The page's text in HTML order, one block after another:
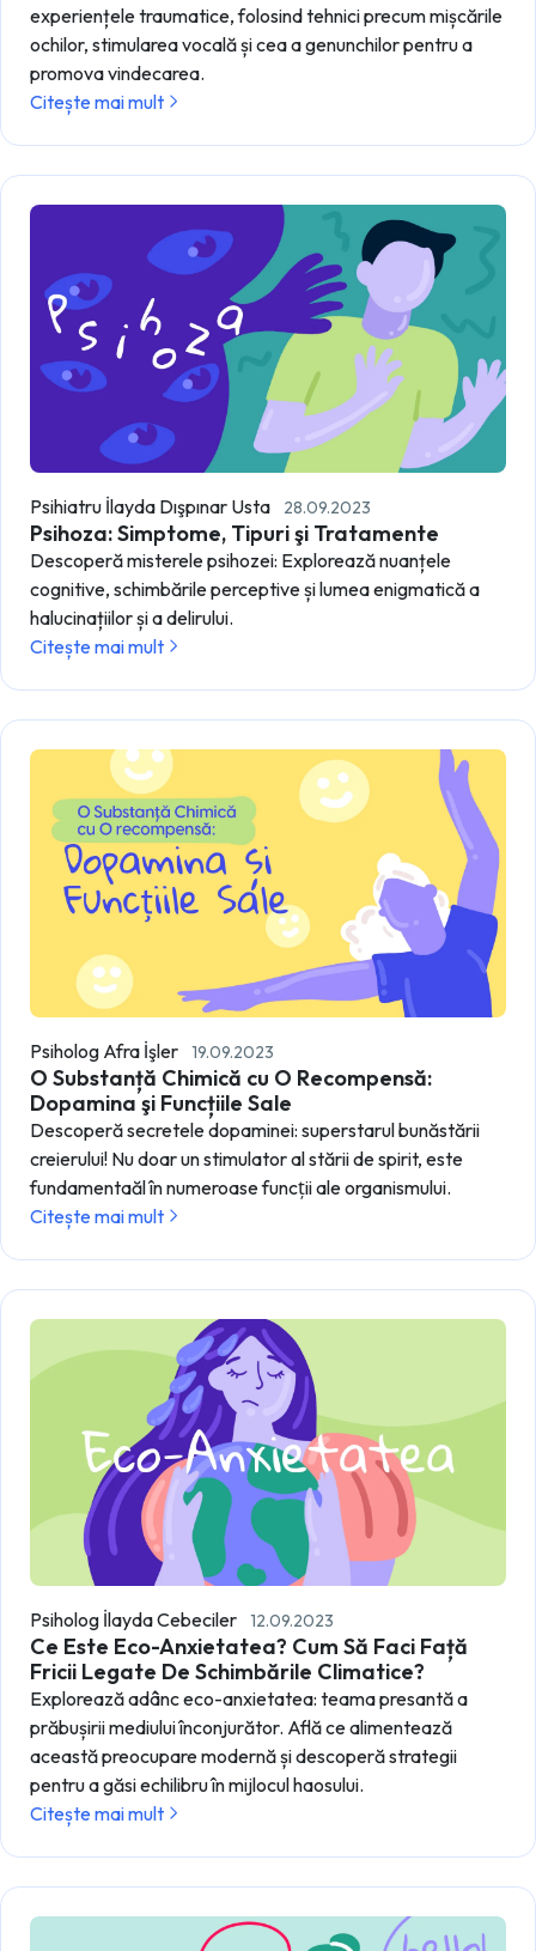
experiențele traumatice, folosind tehnici precum mișcările
ochilor, stimularea vocală și cea a genunchilor pentru a
promova vindecarea.
Citește mai mult
Psihiatru İlayda Dışpınar Usta 28.09.2023
Psihoza: Simptome, Tipuri şi Tratamente
Descoperă misterele psihozei: Explorează nuanțele
cognitive, schimbările perceptive și lumea enigmatică a
halucinațiilor și a delirului.
Citește mai mult
Psiholog Afra İşler 19.09.2023
O Substanță Chimică cu O Recompensă:
Dopamina şi Funcțiile Sale
Descoperă secretele dopaminei: superstarul bunăstării
creierului! Nu doar un stimulator al stării de spirit, este
fundamentaăl în numeroase funcţii ale organismului.
Citește mai mult
Psiholog İlayda Cebeciler 12.09.2023
Ce Este Eco-Anxietatea? Cum Să Faci Față
Fricii Legate De Schimbările Climatice?
Explorează adânc eco-anxietatea: teama presantă a
prăbușirii mediului înconjurător. Află ce alimentează
această preocupare modernă și descoperă strategii
pentru a găsi echilibru în mijlocul haosului.
Citește mai mult